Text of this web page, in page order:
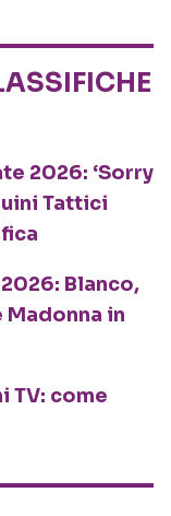
2026: ‘Sorry
Tattici
Blanco,
Madonna in
TV: come